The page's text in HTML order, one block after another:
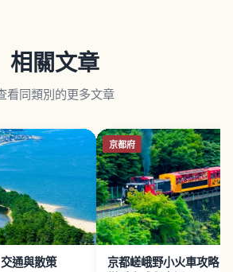
相關文章
看同類別的更多文章
通與散策
京都府
京都嵯峨野小火車攻略